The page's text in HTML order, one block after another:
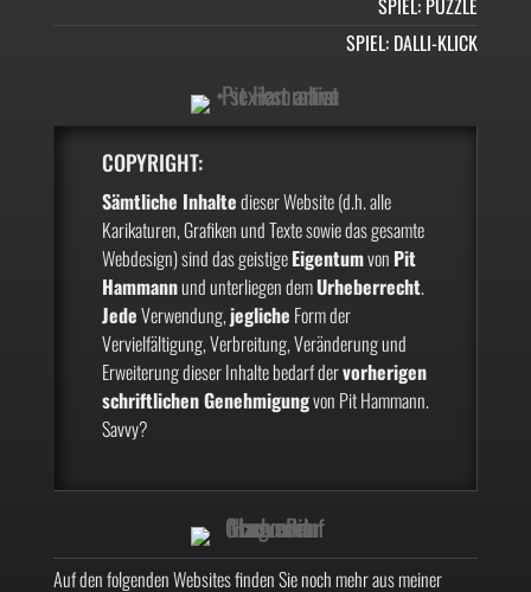
SPIEL: PUZZLE
SPIEL: DALLI-KLICK
COPYRIGHT:
Sämtliche Inhaltedieser Website (d.h. alle
Karikaturen, Grafiken und Texte sowie das gesamte
Webdesign) sind das geistigeEigentumvon Pit
Hammannund unterliegen demUrheberrecht.
JedeVerwendung,jegliche Form der
Vervielfältigung, Verbreitung, Veränderung und
Erweiterung dieser Inhalte bedarf dervorherigen
schriftlichen Genehmigungvon Pit Hammann.
Savvy?
Auf den folgenden Websites finden Sie noch mehr aus meiner